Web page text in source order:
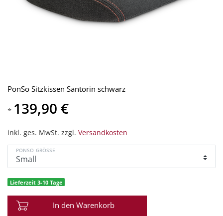
PonSo Sitzkissen Santorin schwarz
* 139,90 €
inkl. ges. MwSt. zzgl. Versandkosten
PONSO GRÖSSE
Lieferzeit 3-10 Tage
In den Warenkorb